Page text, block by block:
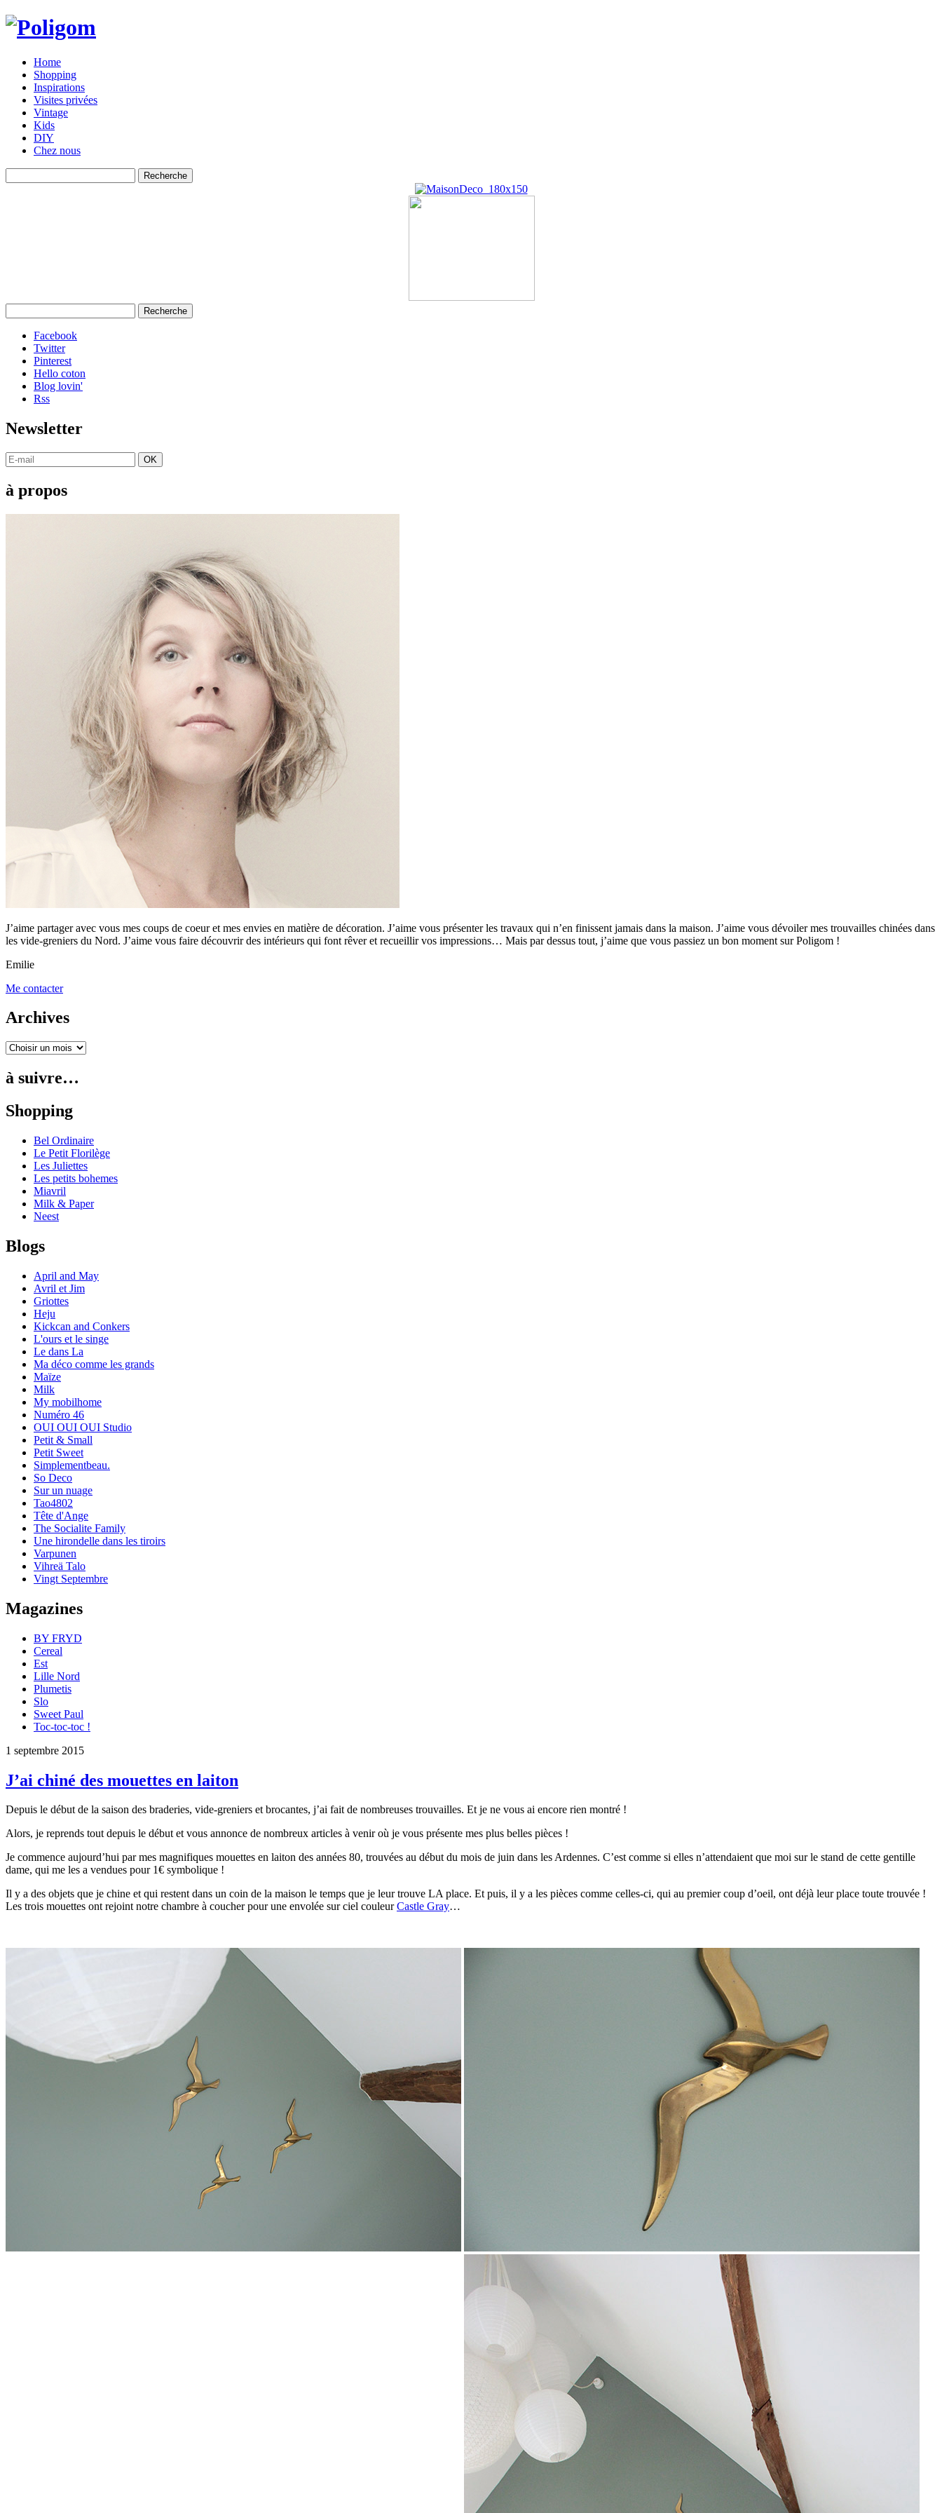
Home
Shopping
Inspirations
Visites privées
Vintage
Kids
DIY
Chez nous
Facebook
Twitter
Pinterest
Hello coton
Blog lovin'
Rss
Newsletter
OK
à propos
J’aime partager avec vous mes coups de coeur et mes envies en matière de décoration. J’aime vous présenter les travaux qui n’en finissent jamais dans la maison. J’aime vous dévoiler mes trouvailles chinées dans
les vide-greniers du Nord. J’aime vous faire découvrir des intérieurs qui font rêver et recueillir vos impressions… Mais par dessus tout, j’aime que vous passiez un bon moment sur Poligom !
Emilie
Me contacter
Archives
à suivre…
Shopping
Bel Ordinaire
Le Petit Florilège
Les Juliettes
Les petits bohemes
Miavril
Milk & Paper
Neest
Blogs
April and May
Avril et Jim
Griottes
Heju
Kickcan and Conkers
L'ours et le singe
Le dans La
Ma déco comme les grands
Maïze
Milk
My mobilhome
Numéro 46
OUI OUI OUI Studio
Petit & Small
Petit Sweet
Simplementbeau.
So Deco
Sur un nuage
Tao4802
Tête d'Ange
The Socialite Family
Une hirondelle dans les tiroirs
Varpunen
Vihreä Talo
Vingt Septembre
Magazines
BY FRYD
Cereal
Est
Lille Nord
Plumetis
Slo
Sweet Paul
Toc-toc-toc !
1 septembre 2015
J’ai chiné des mouettes en laiton
Depuis le début de la saison des braderies, vide-greniers et brocantes, j’ai fait de nombreuses trouvailles. Et je ne vous ai encore rien montré !
Alors, je reprends tout depuis le début et vous annonce de nombreux articles à venir où je vous présente mes plus belles pièces !
Je commence aujourd’hui par mes magnifiques mouettes en laiton des années 80, trouvées au début du mois de juin dans les Ardennes. C’est comme si elles n’attendaient que moi sur le stand de cette gentille
dame, qui me les a vendues pour 1€ symbolique !
Il y a des objets que je chine et qui restent dans un coin de la maison le temps que je leur trouve LA place. Et puis, il y a les pièces comme celles-ci, qui au premier coup d’oeil, ont déjà leur place toute trouvée !
Les trois mouettes ont rejoint notre chambre à coucher pour une envolée sur ciel couleurCastle Gray…